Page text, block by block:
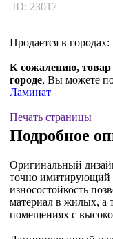
ID: 23017
Продается в городах:
К сожалению, товар
городе, Вы можете
Ламинат
Печать страницы
Подробное
Оригинальный
точно имитирующий
износостойкость
материал в жилых, а
помещениях с